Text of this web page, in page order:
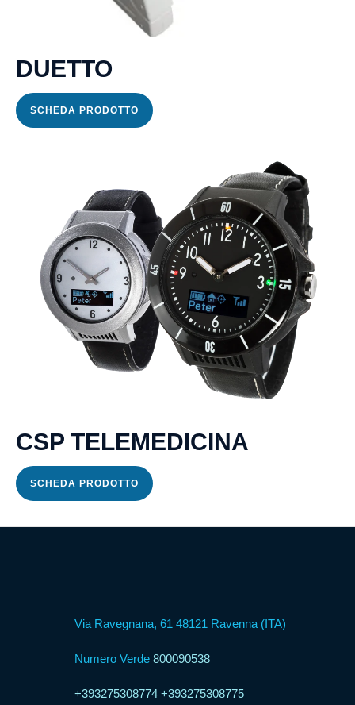
DUETTO
SCHEDA PRODOTTO
CSP TELEMEDICINA
SCHEDA PRODOTTO
Via Ravegnana, 61 48121 Ravenna (ITA)
Numero Verde 800090538
+393275308774 +393275308775